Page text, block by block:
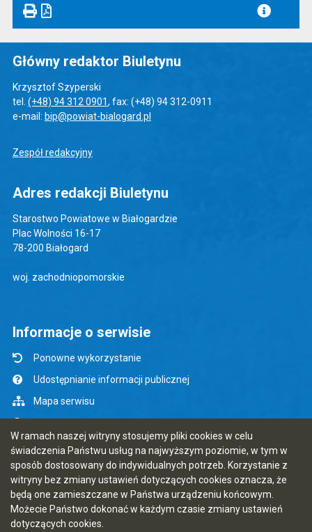
W ramach naszej witryny stosujemy pliki cookies w celu
świadczenia Państwu usług na najwyższym poziomie, w tym w
sposób dostosowany do indywidualnych potrzeb. Korzystanie z
witryny bez zmiany ustawień dotyczących cookies oznacza, że
będą one zamieszczane w Państwa urządzeniu końcowym.
Możecie Państwo dokonać w każdym czasie zmiany ustawień
dotyczących cookies.
Główny redaktor Biuletynu
Krzysztof Szyperski
tel. (+48) 94 312 0901, fax: (+48) 94 312-0911
e-mail: bip@powiat-bialogard.pl
Zespół redakcyjny
Adres redakcji Biuletynu
Starostwo Powiatowe w Białogardzie
Plac Wolności 16-17
78-200 Białogard
woj. zachodniopomorskie
Informacje o serwisie
Ponowne wykorzystanie
Udostępnianie informacji publicznej
Mapa serwisu
Statystyki oglądalności
Ostatnio dodane
Rejestr zmian
Ostatnia aktualizacja BIP: 07.08.2026 14:15